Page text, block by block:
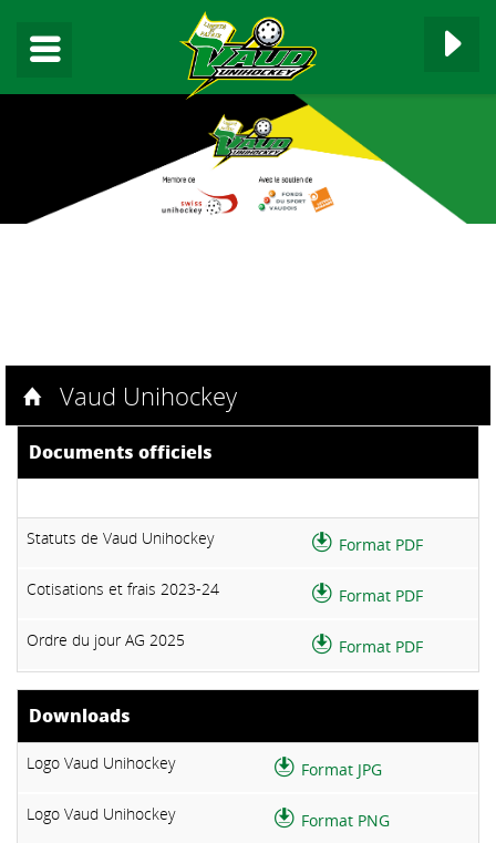
Vaud Unihockey
Documents officiels
Statuts de Vaud Unihockey Format PDF
Cotisations et frais 2023-24 Format PDF
Ordre du jour AG 2025 Format PDF
Downloads
Logo Vaud Unihockey Format JPG
Logo Vaud Unihockey Format PNG